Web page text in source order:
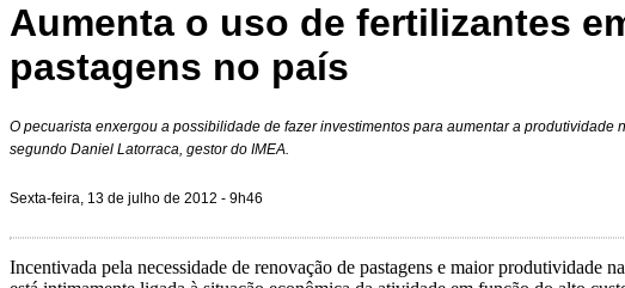
Aumenta o uso de fertilizantes
pastagens no país
O pecuarista enxergou a possibilidade de fazer investimentos para aumentar a produtividade
segundo Daniel Latorraca, gestor do IMEA.
Sexta-feira, 13 de julho de 2012 - 9h46
Incentivada pela necessidade de renovação de pastagens e maior produtividade